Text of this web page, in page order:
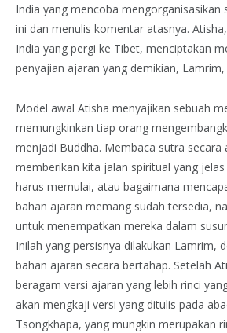
India yang mencoba mengorganisasikan
ini dan menulis komentar atasnya.
India yang pergi ke Tibet, menciptakan
penyajian ajaran yang demikian,
Model awal Atisha menyajikan sebuah
memungkinkan tiap orang
menjadi Buddha. Membaca sutra secara
memberikan kita jalan spiritual yang
harus memulai, atau bagaimana
bahan ajaran memang sudah tersedia,
untuk menempatkan mereka dalam
Inilah yang persisnya dilakukan Lamrim,
bahan ajaran secara bertahap. Setelah
beragam versi ajaran yang lebih rinci
akan mengkaji versi yang ditulis pada
Tsongkhapa, yang mungkin merupakan